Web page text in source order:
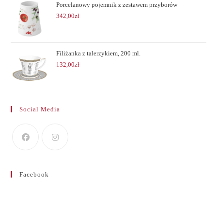
Porcelanowy pojemnik z zestawem przyborów
342,00zł
Filiżanka z talerzykiem, 200 ml.
132,00zł
Social Media
Facebook